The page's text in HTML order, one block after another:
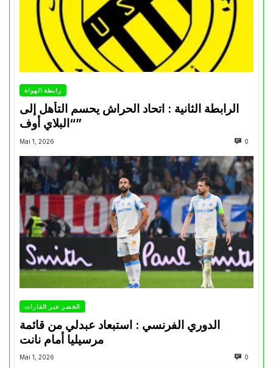
رابطة الهواة
الرابطة الثانية : اتحاد الحراش يحسم التأهل إلى
“البلاي أوف”
Mai 1, 2026 0
الخضر عبر القارات
الدوري الفرنسي : استبعاد عبدلي من قائمة
مرسيليا أمام نانت
Mai 1, 2026 0